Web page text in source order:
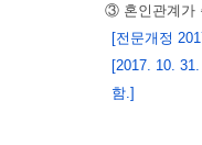
③ 혼인관계가
[전문개정
[2017. 10.
함.]